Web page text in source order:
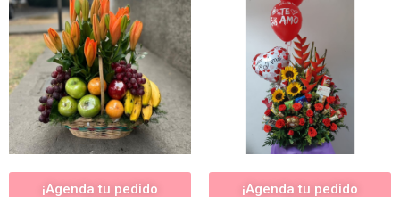
¡Agenda tu pedido
¡Agenda tu pedido